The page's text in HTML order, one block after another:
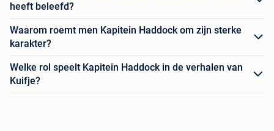
heeft beleefd?
Waarom roemt men Kapitein Haddock om zijn sterke
karakter?
Welke rol speelt Kapitein Haddock in de verhalen van
Kuifje?